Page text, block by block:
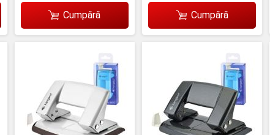
Cumpără Cumpără